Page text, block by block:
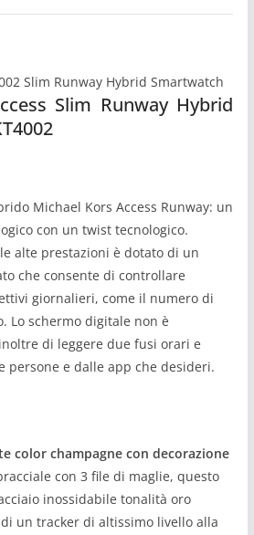
Slim Runway Hybrid
Michael Kors Access Runway: un
con un twist tecnologico.
alte prestazioni è dotato di un
che consente di controllare
giornalieri, come il numero di
Lo schermo digitale non è
di leggere due fusi orari e
persone e dalle app che desideri.
color champagne con decorazione
con 3 file di maglie, questo
inossidabile tonalità oro
un tracker di altissimo livello alla